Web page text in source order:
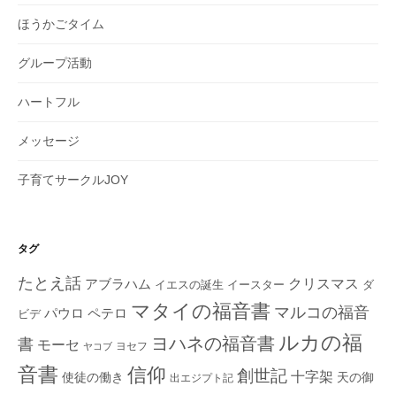
ほうかごタイム
グループ活動
ハートフル
メッセージ
子育てサークルJOY
タグ
たとえ話 アブラハム イエスの誕生 イースター クリスマス ダ
ビデ パウロ ペテロ マタイの福音書 マルコの福音
書 モーセ ヤコブ ヨセフ ヨハネの福音書 ルカの福
音書 使徒の働き 信仰 出エジプト記 創世記 十字架 天の御